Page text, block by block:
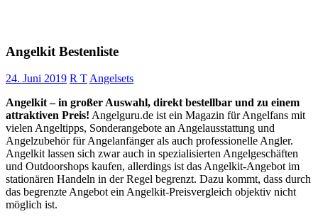
Angelkit Bestenliste
24. Juni 2019 R TAngelsets
Angelkit – in großer Auswahl, direkt bestellbar und zu einem
attraktiven Preis! Angelguru.de ist ein Magazin für Angelfans mit
vielen Angeltipps, Sonderangebote an Angelausstattung und
Angelzubehör für Angelanfänger als auch professionelle Angler.
Angelkit lassen sich zwar auch in spezialisierten Angelgeschäften
und Outdoorshops kaufen, allerdings ist das Angelkit-Angebot im
stationären Handeln in der Regel begrenzt. Dazu kommt, dass durch
das begrenzte Angebot ein Angelkit-Preisvergleich objektiv nicht
möglich ist.